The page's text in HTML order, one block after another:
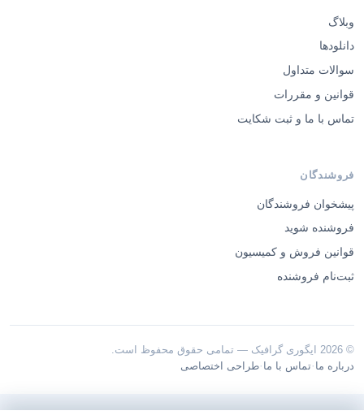
وبلاگ
دانلودها
سوالات متداول
قوانین و مقررات
تماس با ما و ثبت شکایت
فروشندگان
پیشخوان فروشندگان
فروشنده شوید
قوانین فروش و کمیسیون
ثبت‌نام فروشنده
© 2026 ایگوری گرافیک — تمامی حقوق محفوظ است.
درباره ما ·تماس با ما ·طراحی اختصاصی